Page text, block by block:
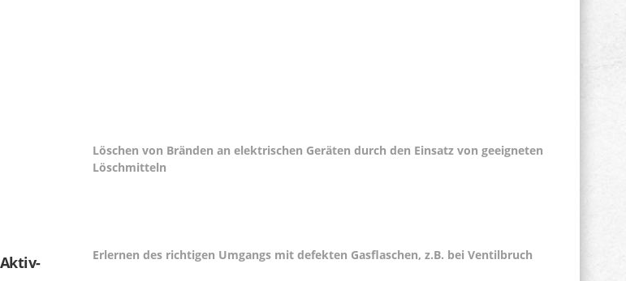
Löschen von Bränden an elektrischen Geräten durch den Einsatz von geeigneten
Löschmitteln
Erlernen des richtigen Umgangs mit defekten Gasflaschen, z.B. bei Ventilbruch